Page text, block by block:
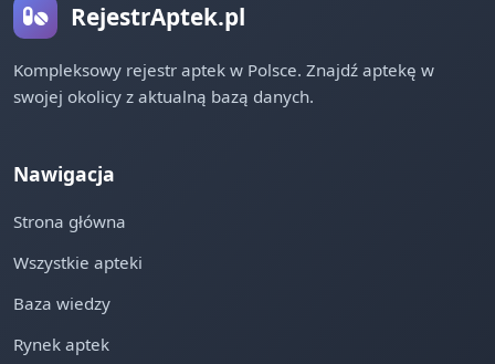
RejestrAptek.pl
Kompleksowy rejestr aptek w Polsce. Znajdź aptekę w
swojej okolicy z aktualną bazą danych.
Nawigacja
Strona główna
Wszystkie apteki
Baza wiedzy
Rynek aptek